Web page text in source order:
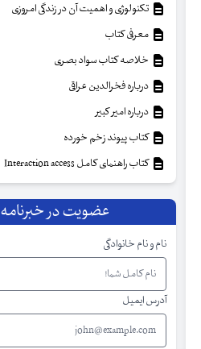
تکنولوژی و اهمیت آن در زندگی امروزی
معرفی کتاب
خلاصه کتاب سواد بصری
درباره فخرالدین عراقی
درباره امیر کبیر
کتاب پیوند زخم خورده
کتاب راهنمای کامل Interaction access
عضویت در خبرنامه
نام و نام خانوادگی
آدرس ایمیل